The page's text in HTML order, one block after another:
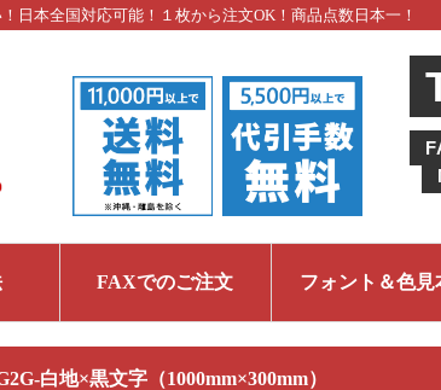
日本全国対応可能！１枚から注文OK！商品点数日本一！
FAXでのご注文 フォント＆色見
白地×黒文字（1000mm×300mm）